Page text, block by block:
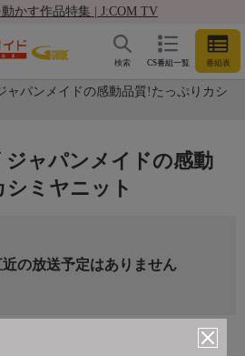
かす作品特集 | J:COM TV
CS番組一覧 番組表
検索
ャパンメイドの感動品質!たっぷりカシ
ジャパンメイドの感動
ミヤニット
近の放送予定はありません